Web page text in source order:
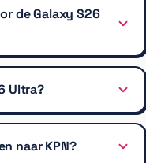
de Galaxy S26
Ultra?
naar KPN?